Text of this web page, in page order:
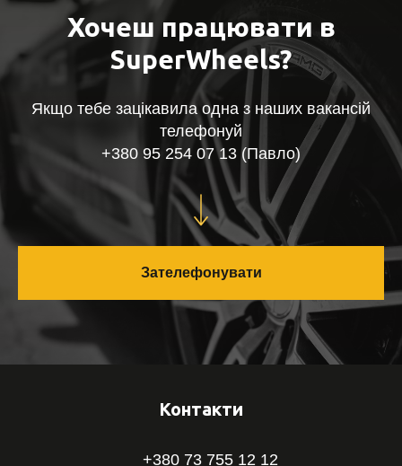
Хочеш працювати в
SuperWheels?
Якщо тебе зацікавила одна з наших вакансій
телефонуй
+380 95 254 07 13 (Павло)
Зателефонувати
Контакти
+380 73 755 12 12